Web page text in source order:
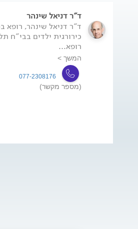
ד"ר דניאל שינהר
ד"ר דניאל שינהר, רופא
כירורגית ילדים בבי"ח
רופא...
המשך >
077-2308176
(מספר מקשר)